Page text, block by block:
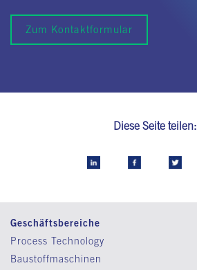
Zum Kontaktformular
Diese Seite teilen:
Geschäftsbereiche
Process Technology
Baustoffmaschinen